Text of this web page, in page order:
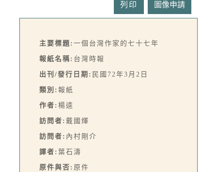
列印
主要標題: 一個台灣作家的七十七年
報紙名稱: 台灣時報
出刊/發行日期: 民國72年3月2日
類別: 報紙
作者: 楊逵
訪問者: 戴國煇
訪問者: 內村剛介
譯者: 葉石濤
原件與否: 原件